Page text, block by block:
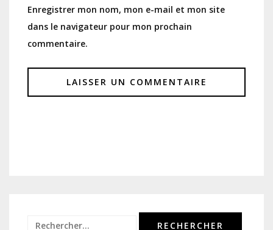
Enregistrer mon nom, mon e-mail et mon site
dans le navigateur pour mon prochain
commentaire.
Rechercher :